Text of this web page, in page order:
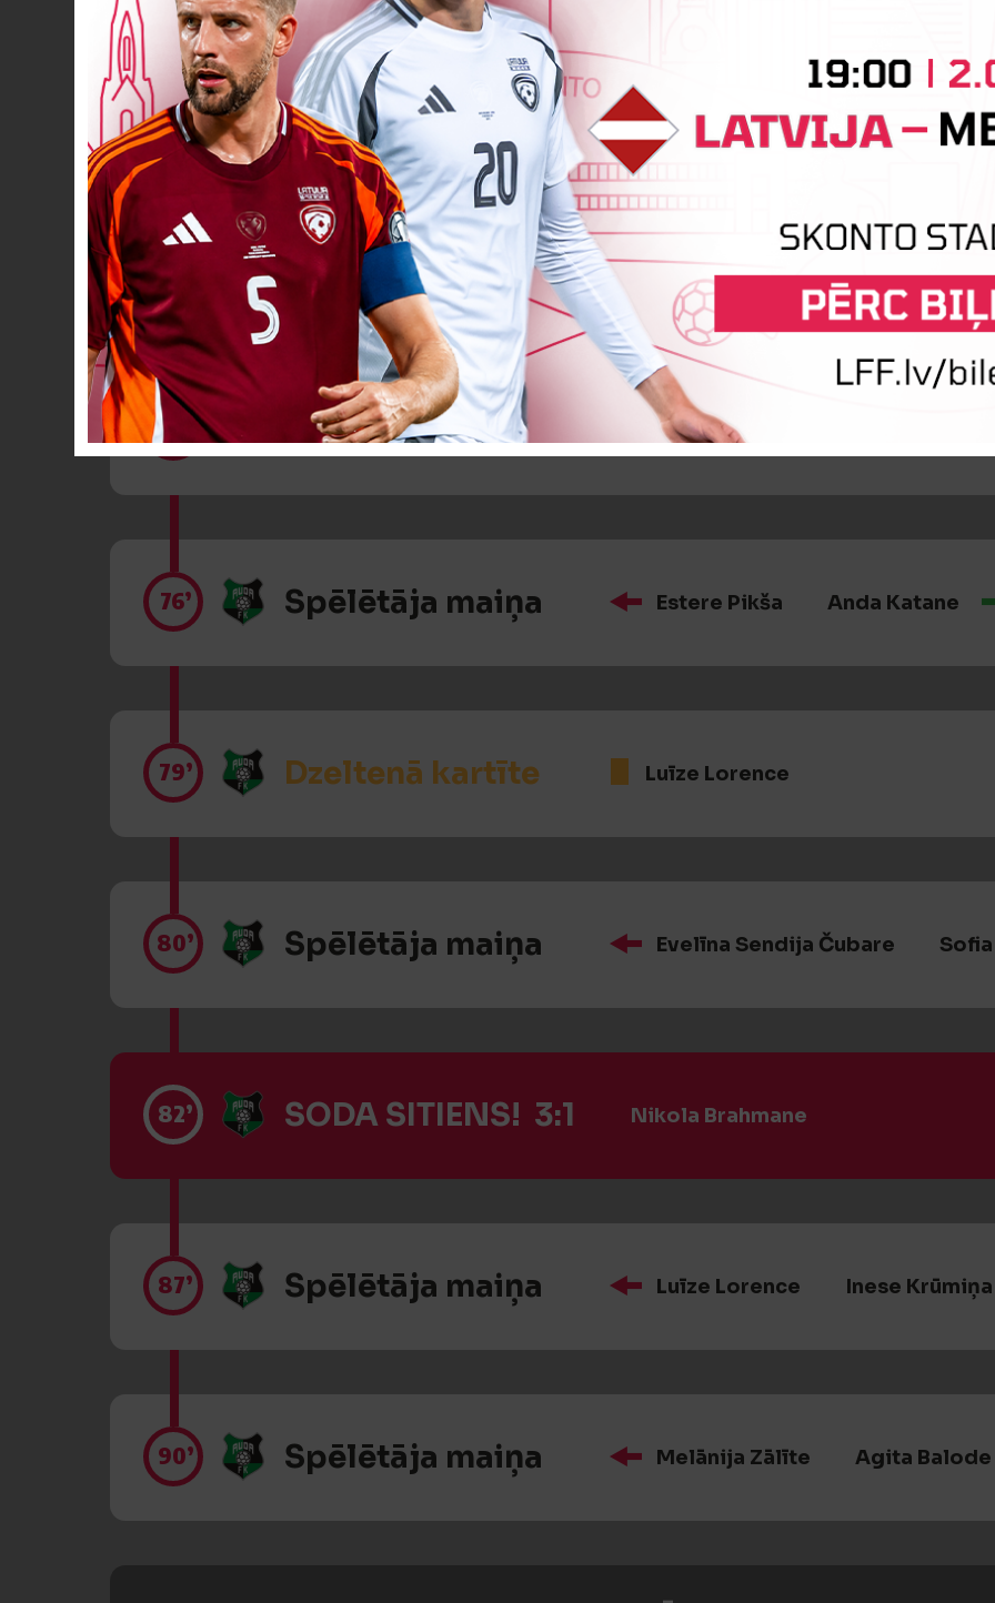
65’ Spēlētāja maiņa Kristiāna Ustiņenkova
Spēlētāja maiņa Madara Ērika Paidere
71’ Spēlētāja maiņa Kerija Aleksandra Fjodorova
76’ Spēlētāja maiņa Estere Pikša Anda Katane
79’ Dzeltenā kartīte Luīze Lorence
80’ Spēlētāja maiņa Evelīna Sendija Čubare
82’ SODA SITIENS! 3:1 Nikola Brahmane
87’ Spēlētāja maiņa Luīze Lorence Inese Krūmiņa
90’ Spēlētāja maiņa Melānija Zālīte Agita Balode